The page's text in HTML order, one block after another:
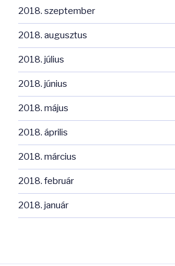
2018. szeptember
2018. augusztus
2018. július
2018. június
2018. május
2018. április
2018. március
2018. február
2018. január